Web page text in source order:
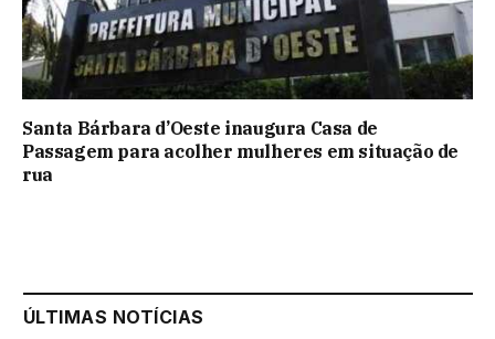
Santa Bárbara d’Oeste inaugura Casa de
Passagem para acolher mulheres em situação de
rua
ÚLTIMAS NOTÍCIAS